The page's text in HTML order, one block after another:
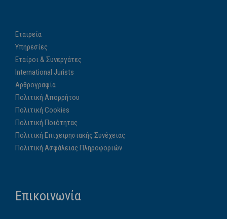
Εταιρεία
Υπηρεσίες
Εταίροι & Συνεργάτες
International Jurists
Αρθρογραφία
Πολιτική Απορρήτου
Πολιτική Cookies
Πολιτική Ποιότητας
Πολιτική Επιχειρησιακής Συνέχειας
Πολιτική Ασφάλειας Πληροφοριών
Επικοινωνία